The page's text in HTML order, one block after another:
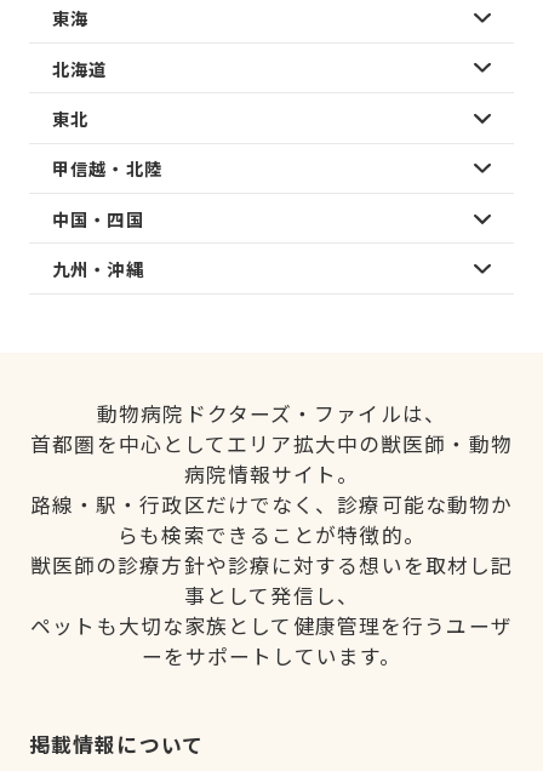
東海
北海道
東北
甲信越・北陸
中国・四国
九州・沖縄
動物病院ドクターズ・ファイルは、
首都圏を中心としてエリア拡大中の獣医師・動物
病院情報サイト。
路線・駅・行政区だけでなく、診療可能な動物か
らも検索できることが特徴的。
獣医師の診療方針や診療に対する想いを取材し記
事として発信し、
ペットも大切な家族として健康管理を行うユーザ
ーをサポートしています。
掲載情報について